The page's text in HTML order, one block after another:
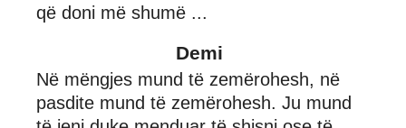
që doni më shumë ...
Demi
Në mëngjes mund të zemërohesh, në
pasdite mund të zemërohesh. Ju mund